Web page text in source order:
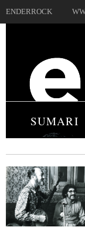
ENDERROCK
SUMARI